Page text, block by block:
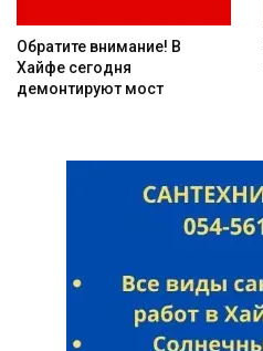
Обратите внимание! В
Хайфе сегодня
демонтируют мост